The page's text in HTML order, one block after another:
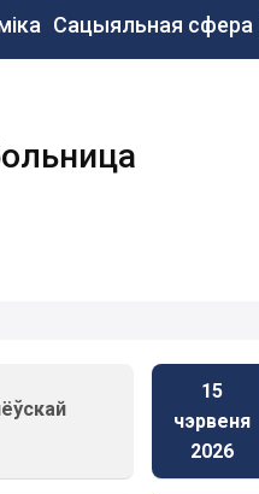
Сацыяльная сфера
15
чэрвеня
2026